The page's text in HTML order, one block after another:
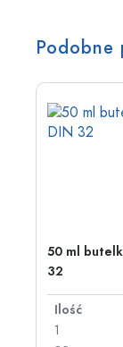
50 ml
32
Ilość
1